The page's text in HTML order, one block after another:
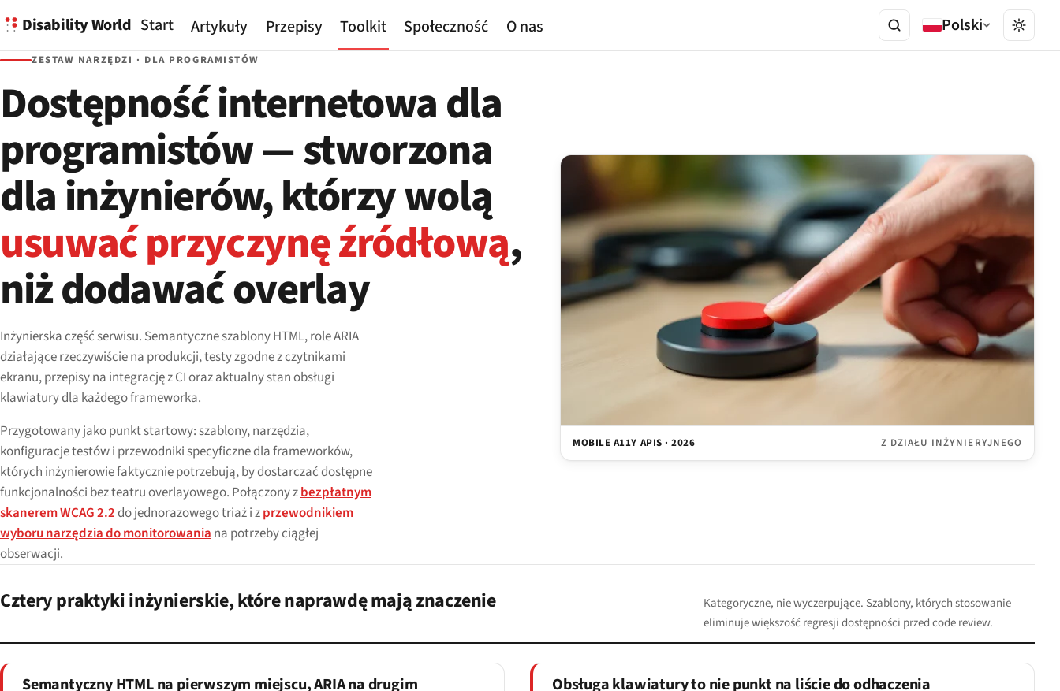
Disability World Start Artykuły Przepisy Toolkit Społeczność O nas Polski
ZESTAW NARZĘDZI · DLA PROGRAMISTÓW
Dostępność internetowa dla
programistów — stworzona
dla inżynierów, którzy wolą
usuwać przyczynę źródłową,
niż dodawać overlay
Inżynierska część serwisu. Semantyczne szablony HTML, role ARIA
działające rzeczywiście na produkcji, testy zgodne z czytnikami
ekranu, przepisy na integrację z CI oraz aktualny stan obsługi
klawiatury dla każdego frameworka.
Przygotowany jako punkt startowy: szablony, narzędzia,
konfiguracje testów i przewodniki specyficzne dla frameworków,
których inżynierowie faktycznie potrzebują, by dostarczać dostępne
funkcjonalności bez teatru overlayowego. Połączony zbezpłatnym
skanerem WCAG 2.2do jednorazowego triaż i zprzewodnikiem
wyboru narzędzia do monitorowaniana potrzeby ciągłej
obserwacji.
MOBILE A11Y APIS · 2026 Z DZIAŁU INŻYNIERYJNEGO
Cztery praktyki inżynierskie, które naprawdę mają znaczenie
Kategoryczne, nie wyczerpujące. Szablony, których stosowanie
eliminuje większość regresji dostępności przed code review.
Semantyczny HTML na pierwszym miejscu, ARIA na drugim Obsługa klawiatury to nie punkt na liście do odhaczenia